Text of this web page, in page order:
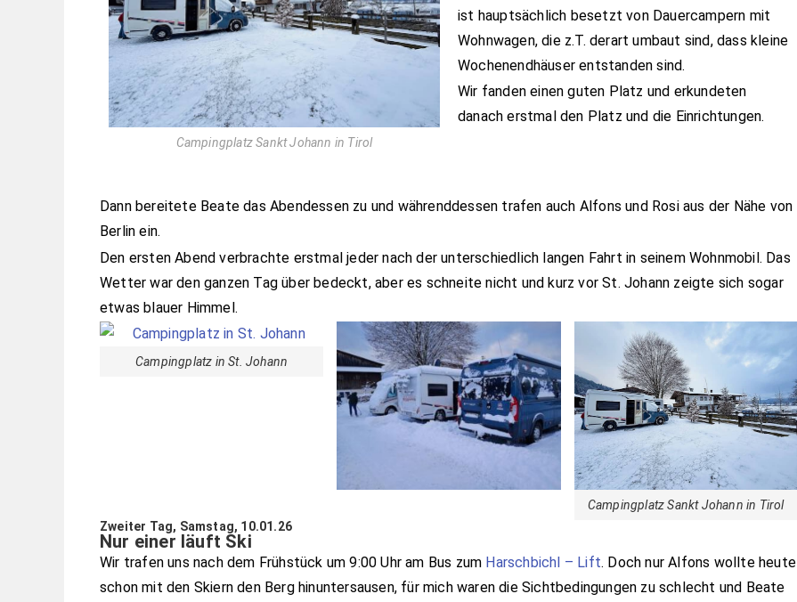
Campingplatz Sankt Johann in Tirol
ist hauptsächlich besetzt von Dauercampern mit
Wohnwagen, die z.T. derart umbaut sind, dass kleine
Wochenendhäuser entstanden sind.
Wir fanden einen guten Platz und erkundeten
danach erstmal den Platz und die Einrichtungen.
Dann bereitete Beate das Abendessen zu und währenddessen trafen auch Alfons und Rosi aus der Nähe von
Berlin ein.
Den ersten Abend verbrachte erstmal jeder nach der unterschiedlich langen Fahrt in seinem Wohnmobil. Das
Wetter war den ganzen Tag über bedeckt, aber es schneite nicht und kurz vor St. Johann zeigte sich sogar
etwas blauer Himmel.
Campingplatz in St. Johann
Campingplatz Sankt Johann in Tirol
Zweiter Tag, Samstag, 10.01.26
Nur einer läuft Ski
Wir trafen uns nach dem Frühstück um 9:00 Uhr am Bus zum Harschbichl – Lift. Doch nur Alfons wollte heute
schon mit den Skiern den Berg hinuntersausen, für mich waren die Sichtbedingungen zu schlecht und Beate